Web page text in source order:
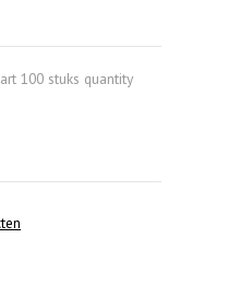
100 stuks quantity